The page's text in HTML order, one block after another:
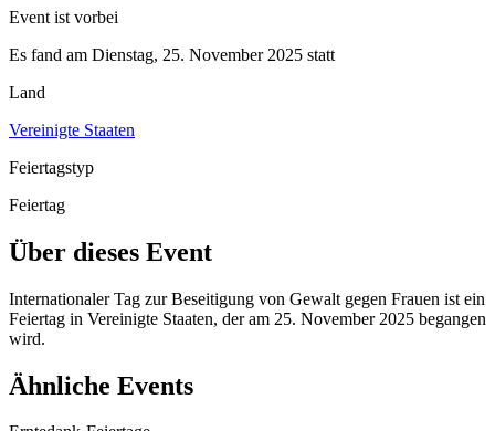
Event ist vorbei
Es fand am Dienstag, 25. November 2025 statt
Land
Vereinigte Staaten
Feiertagstyp
Feiertag
Über dieses Event
Internationaler Tag zur Beseitigung von Gewalt gegen Frauen ist ein
Feiertag in Vereinigte Staaten, der am 25. November 2025 begangen
wird.
Ähnliche Events